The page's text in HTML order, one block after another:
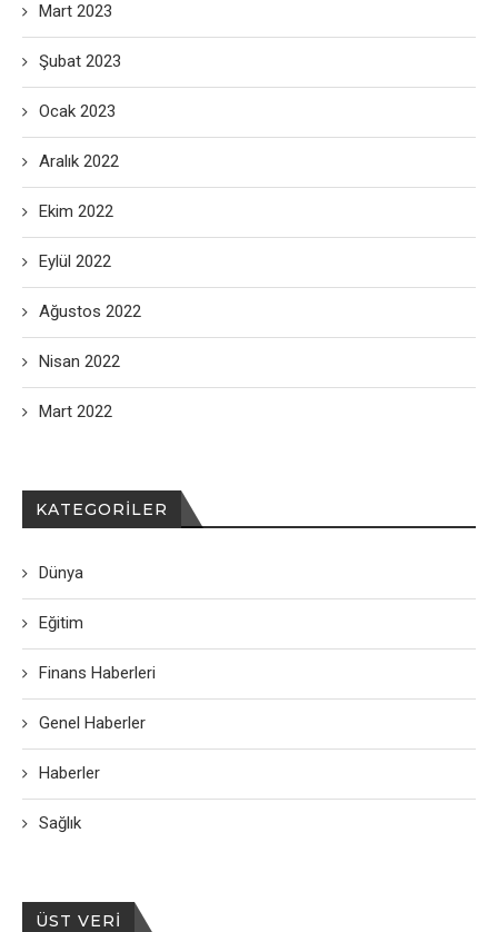
Mart 2023
Şubat 2023
Ocak 2023
Aralık 2022
Ekim 2022
Eylül 2022
Ağustos 2022
Nisan 2022
Mart 2022
KATEGORILER
Dünya
Eğitim
Finans Haberleri
Genel Haberler
Haberler
Sağlık
ÜST VERI